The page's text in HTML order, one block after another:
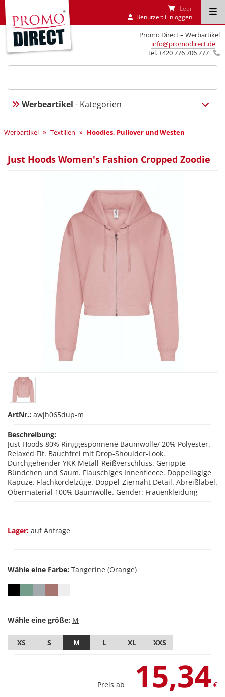
Promo Direct – Werbartikel
info@promodirect.de
tel. +420 776 706 777
Leer
Benutzer: Einloggen
Werbeartikel - Kategorien
Werbartikel » Textilien » Hoodies, Pullover und Westen
Just Hoods Women's Fashion Cropped Zoodie
ArtNr.: awjh065dup-m
Beschreibung:
Just Hoods 80% Ringgesponnene Baumwolle/ 20% Polyester.
Relaxed Fit. Bauchfrei mit Drop-Shoulder-Look.
Durchgehender YKK Metall-Reißverschluss. Gerippte
Bündchen und Saum. Flauschiges Innenfleece. Doppellagige
Kapuze. Flachkordelzüge. Doppel-Ziernaht Detail. Abreißlabel.
Obermaterial 100% Baumwolle. Gender: Frauenkleidung
Lager: auf Anfrage
Wähle eine Farbe:
Wähle eine größe:
XS S M L XL XXS
Preis ab 15,34 €